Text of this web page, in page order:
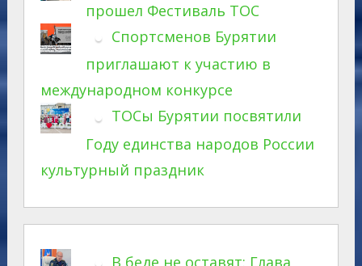
прошел Фестиваль ТОС
Спортсменов Бурятии
приглашают к участию в
международном конкурсе
ТОСы Бурятии посвятили
Году единства народов России
культурный праздник
В беде не оставят: Глава